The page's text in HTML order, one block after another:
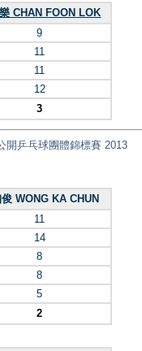
CHAN FOON LOK
9
11
11
12
3
開乒乓球團體錦標賽 2013
WONG KA CHUN
11
14
8
8
5
2